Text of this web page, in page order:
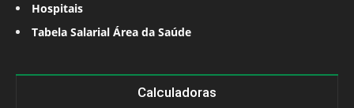
Hospitais
Tabela Salarial Área da Saúde
Calculadoras